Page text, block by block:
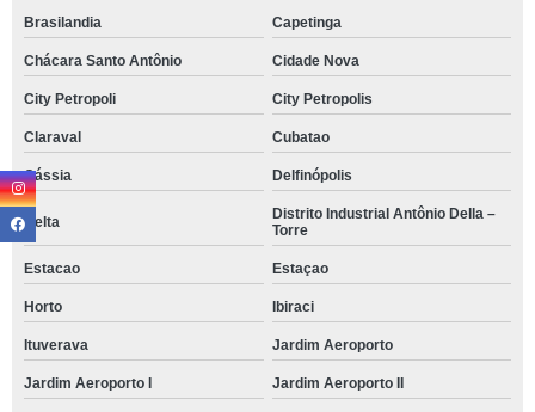
Brasilandia Capetinga
Chácara Santo Antônio Cidade Nova
City Petropoli City Petropolis
Claraval Cubatao
Cássia Delfinópolis
Delta
Distrito Industrial Antônio Della –
Torre
Estacao Estaçao
Horto Ibiraci
Ituverava Jardim Aeroporto
Jardim Aeroporto I Jardim Aeroporto II